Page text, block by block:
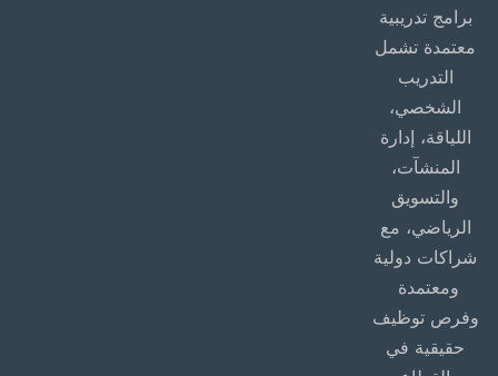
برامج تدريبية
معتمدة تشمل
التدريب
الشخصي،
اللياقة، إدارة
المنشآت،
والتسويق
الرياضي، مع
شراكات دولية
ومعتمدة
وفرص توظيف
حقيقية في